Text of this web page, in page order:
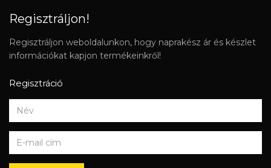
Regisztráljon!
Regisztráljon weboldalunkon, hogy naprakész ár és készlet
információkat kapjon termékeinkről!
Regisztráció